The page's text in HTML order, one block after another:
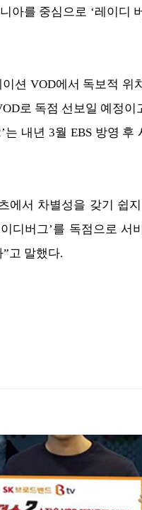
아를 중심으로 ‘레이디
션 VOD에서 독보적 위
로 독점 선보일 예정
내년 3월 EBS 방영
에서 차별성을 갖기 쉽
디버그’를 독점으로 서
고 말했다.